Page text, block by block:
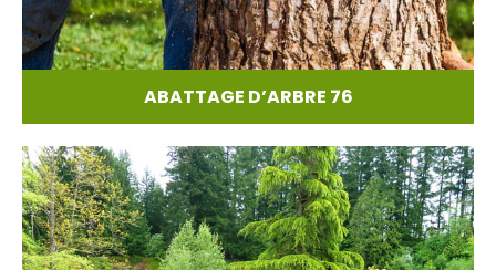
ABATTAGE D’ARBRE 76